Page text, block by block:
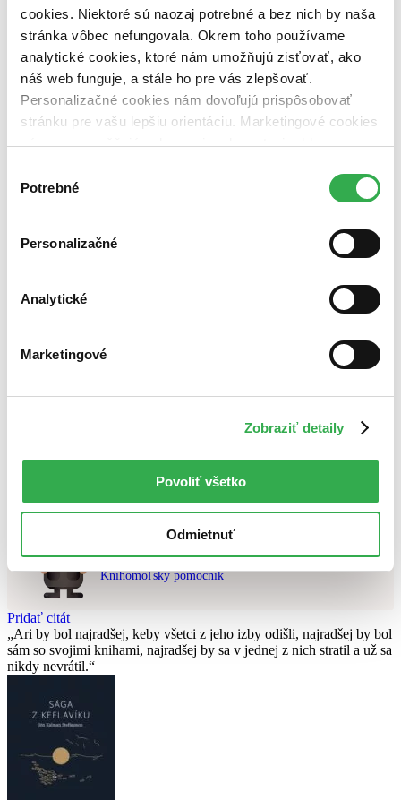
cookies. Niektoré sú naozaj potrebné a bez nich by naša
stránka vôbec nefungovala. Okrem toho používame
analytické cookies, ktoré nám umožňujú zisťovať, ako
náš web funguje, a stále ho pre vás zlepšovať.
Personalizačné cookies nám dovoľujú prispôsobovať
stránku pre vašu lepšiu orientáciu. Marketingové cookies
nám zas umožňujú zobrazenie relevantnej reklamy.
nám pomohlo, keby sme mohli používať všetky tieto
súhlasu
Potrebné
Personalizačné
Analytické
Marketingové
Zobraziť detaily
Povoliť všetko
Odmietnuť
Nové / čítané
čítaná (0 titulov)čítaná
čítaná - výborný stav (0 titulov)čítaná - výborný stav
čítaná - mierne opotrebovaná (0 titulov)čítaná - mierne
opotrebovaná
čítané verzie vypredaných kníh (0 titulov)
čítané verzie
vypredaných kníh
Top hodnotené
Najlacnejšie
Najvyššia zľava
Nebol nájdenýžiadny titulvyhovujúci zadaným podmienkam.
Skúste prosím zmeniť vyhľadávaný výraz.
Chcete poradiť knihu?
Náš pomocník Sherlock vám ju s radosťou vypátra!
Knihomoľský pomocník
Pridať citát
Ari by bol najradšej, keby všetci z jeho izby odišli, najradšej by bol
sám so svojimi knihami, najradšej by sa v jednej z nich stratil a už sa
nikdy nevrátil.